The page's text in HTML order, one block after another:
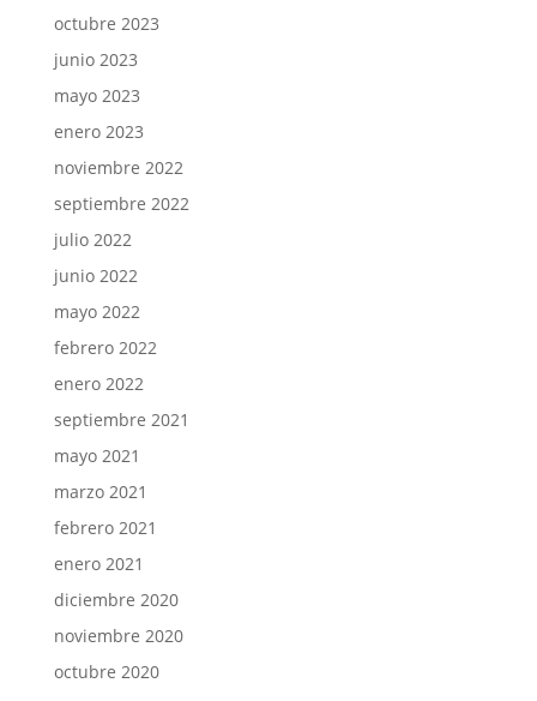
octubre 2023
junio 2023
mayo 2023
enero 2023
noviembre 2022
septiembre 2022
julio 2022
junio 2022
mayo 2022
febrero 2022
enero 2022
septiembre 2021
mayo 2021
marzo 2021
febrero 2021
enero 2021
diciembre 2020
noviembre 2020
octubre 2020